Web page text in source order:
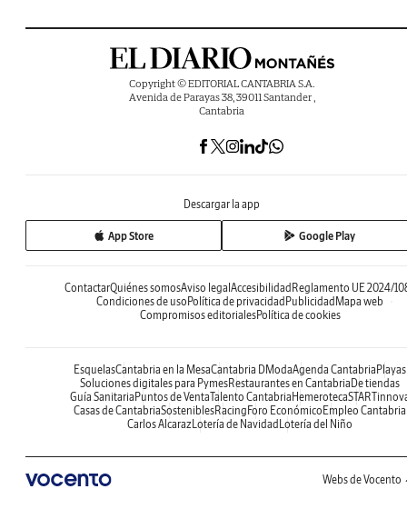
Copyright © EDITORIAL CANTABRIA S.A.
Avenida de Parayas 38, 39011 Santander ,
Cantabria
Descargar la app
App Store Google Play
ContactarQuiénes somosAviso legal Accesibilidad Reglamento UE 2024/
Condiciones de uso Política de privacidad Publicidad Mapa web
Compromisos editorialesPolítica de cookies
EsquelasCantabria en la MesaCantabria DModaAgenda Cantabria Playas
Soluciones digitales para PymesRestaurantes en Cantabria De tiendas
Guía Sanitaria Puntos de VentaTalento Cantabria Hemeroteca
Casas de CantabriaSosteniblesRacing Foro Económico Empleo Cantabria
Carlos AlcarazLotería de Navidad Lotería del Niño
Webs de Vocento